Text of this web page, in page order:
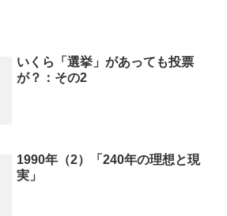
いくら「選挙」があっても投票
が？：その2
1990年（2）「240年の理想と現
実」